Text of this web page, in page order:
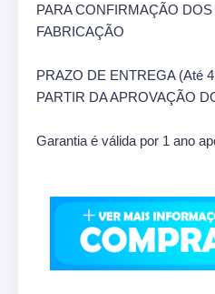
PARA CONFIRMAÇÃO
FABRICAÇÃO
PRAZO DE ENTREGA (Até
PARTIR DA APROVAÇÃO
Garantia é válida por 1 ano